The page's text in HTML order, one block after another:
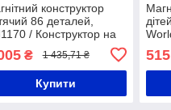
конструктор
86 деталей,
/ Конструктор на
для дітей
₴ 1 435,71 ₴
Купити
515